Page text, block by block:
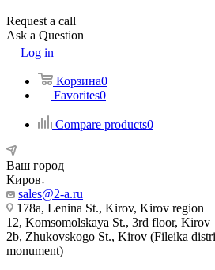
Request a call
Ask a Question
Log in
Корзина0
Favorites0
Compare products0
Ваш город
Киров
sales@2-a.ru
178a, Lenina St., Kirov, Kirov region
12, Komsomolskaya St., 3rd floor, Kirov
2b, Zhukovskogo St., Kirov (Fileika
monument)